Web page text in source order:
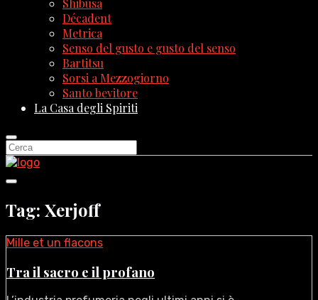
Shibusa
Décadent
Metrica
Senso del gusto e gusto del senso
Bartitsu
Sorsi a Mezzogiorno
Santo bevitore
La Casa degli Spiriti
Tag: Xerjoff
Mille et un flacons
Tra il sacro e il profano